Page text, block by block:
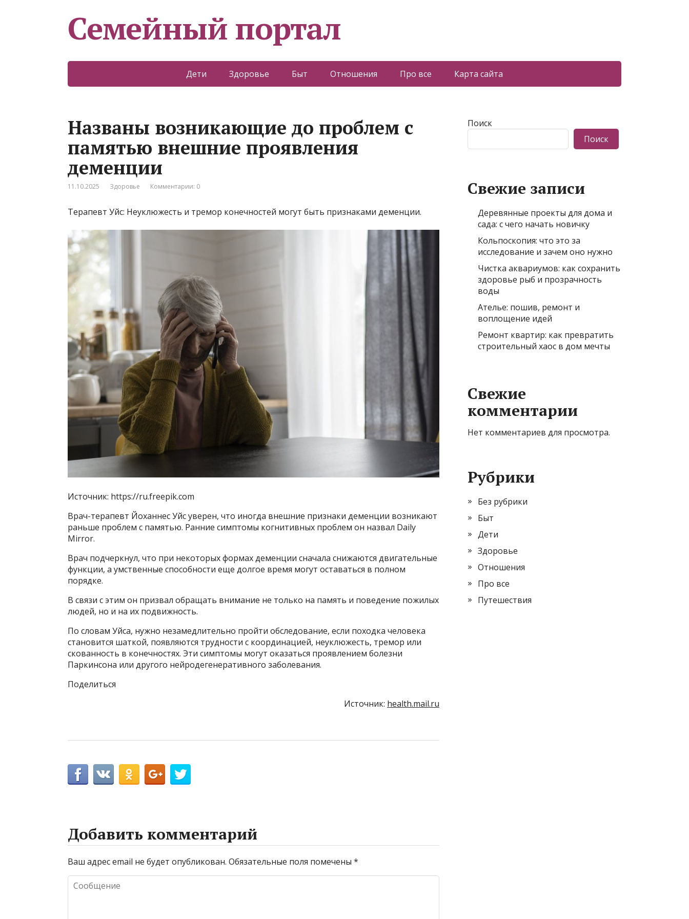
Семейный портал
Дети Здоровье Быт Отношения Про все Карта сайта
Названы возникающие до проблем с
памятью внешние проявления
деменции
11.10.2025 Здоровье Комментарии: 0
Терапевт Уйс: Неуклюжесть и тремор конечностей могут быть признаками деменции.
Источник: https://ru.freepik.com
Врач-терапевт Йоханнес Уйс уверен, что иногда внешние признаки деменции возникают
раньше проблем с памятью. Ранние симптомы когнитивных проблем он назвал Daily
Mirror.
Врач подчеркнул, что при некоторых формах деменции сначала снижаются двигательные
функции, а умственные способности еще долгое время могут оставаться в полном
порядке.
В связи с этим он призвал обращать внимание не только на память и поведение пожилых
людей, но и на их подвижность.
По словам Уйса, нужно незамедлительно пройти обследование, если походка человека
становится шаткой, появляются трудности с координацией, неуклюжесть, тремор или
скованность в конечностях. Эти симптомы могут оказаться проявлением болезни
Паркинсона или другого нейродегенеративного заболевания.
Поделиться
Источник: health.mail.ru
Добавить комментарий
Ваш адрес email не будет опубликован. Обязательные поля помечены *
Поиск
Поиск
Свежие записи
Деревянные проекты для дома и
сада: с чего начать новичку
Кольпоскопия: что это за
исследование и зачем оно нужно
Чистка аквариумов: как сохранить
здоровье рыб и прозрачность
воды
Ателье: пошив, ремонт и
воплощение идей
Ремонт квартир: как превратить
строительный хаос в дом мечты
Свежие
комментарии
Нет комментариев для просмотра.
Рубрики
Без рубрики
Быт
Дети
Здоровье
Отношения
Про все
Путешествия